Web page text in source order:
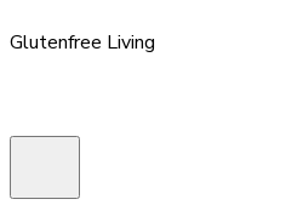
Glutenfree Living